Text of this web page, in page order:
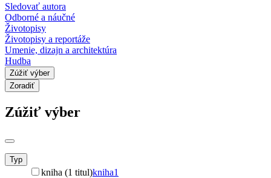
Sledovať autora
Odborné a náučné
Životopisy
Životopisy a reportáže
Umenie, dizajn a architektúra
Hudba
Zúžiť výber
Zoradiť
Zúžiť výber
Typ
kniha (1 titul)kniha1